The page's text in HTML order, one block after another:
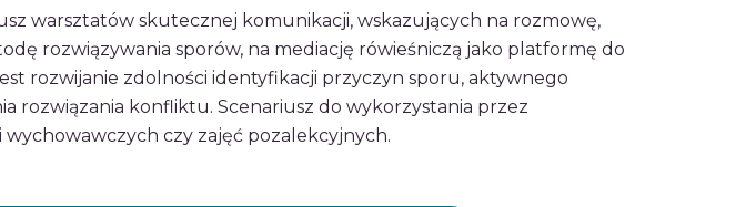
warsztatów skutecznej komunikacji, wskazujących na rozmowę,
rozwiązywania sporów, na mediację rówieśniczą jako platformę do
rozwijanie zdolności identyfikacji przyczyn sporu, aktywnego
rozwiązania konfliktu. Scenariusz do wykorzystania przez
czy zajęć pozalekcyjnych.